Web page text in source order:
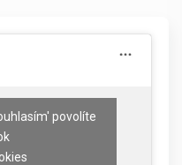
povolíte